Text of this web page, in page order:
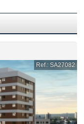
Ref.: SA27082